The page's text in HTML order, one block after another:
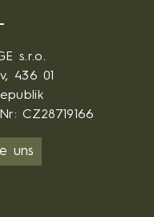
s.r.o.
436 01
CZ28719166
uns